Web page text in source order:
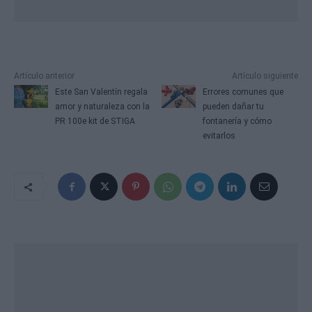
Artículo anterior
Este San Valentín regala
amor y naturaleza con la
PR 100e kit de STIGA
Artículo siguiente
Errores comunes que
pueden dañar tu
fontanería y cómo
evitarlos